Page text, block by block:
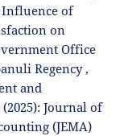
Influence of
on
Office
Regency,
and
Journal of
(JEMA)